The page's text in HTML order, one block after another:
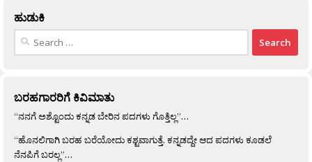
ಹುಡುಕಿ
Search
ಬರಹಗಾರರಿಗೆ ಕಿವಿಮಾತು
“ನನಗೆ ಅಶ್ಟೊಂದು ಕನ್ನಡ ಬೇರಿನ ಪದಗಳು ಗೊತ್ತಿಲ್ಲ”…
“ಹೊನಲಿಗಾಗಿ ಬರಹ ಬರೆಯೋದು ಕಶ್ಟವಾಗುತ್ತೆ. ಕನ್ನಡದ್ದೇ ಆದ ಪದಗಳು ಕೂಡಲೆ
ನೆನಪಿಗೆ ಬರಲ್ಲ”…